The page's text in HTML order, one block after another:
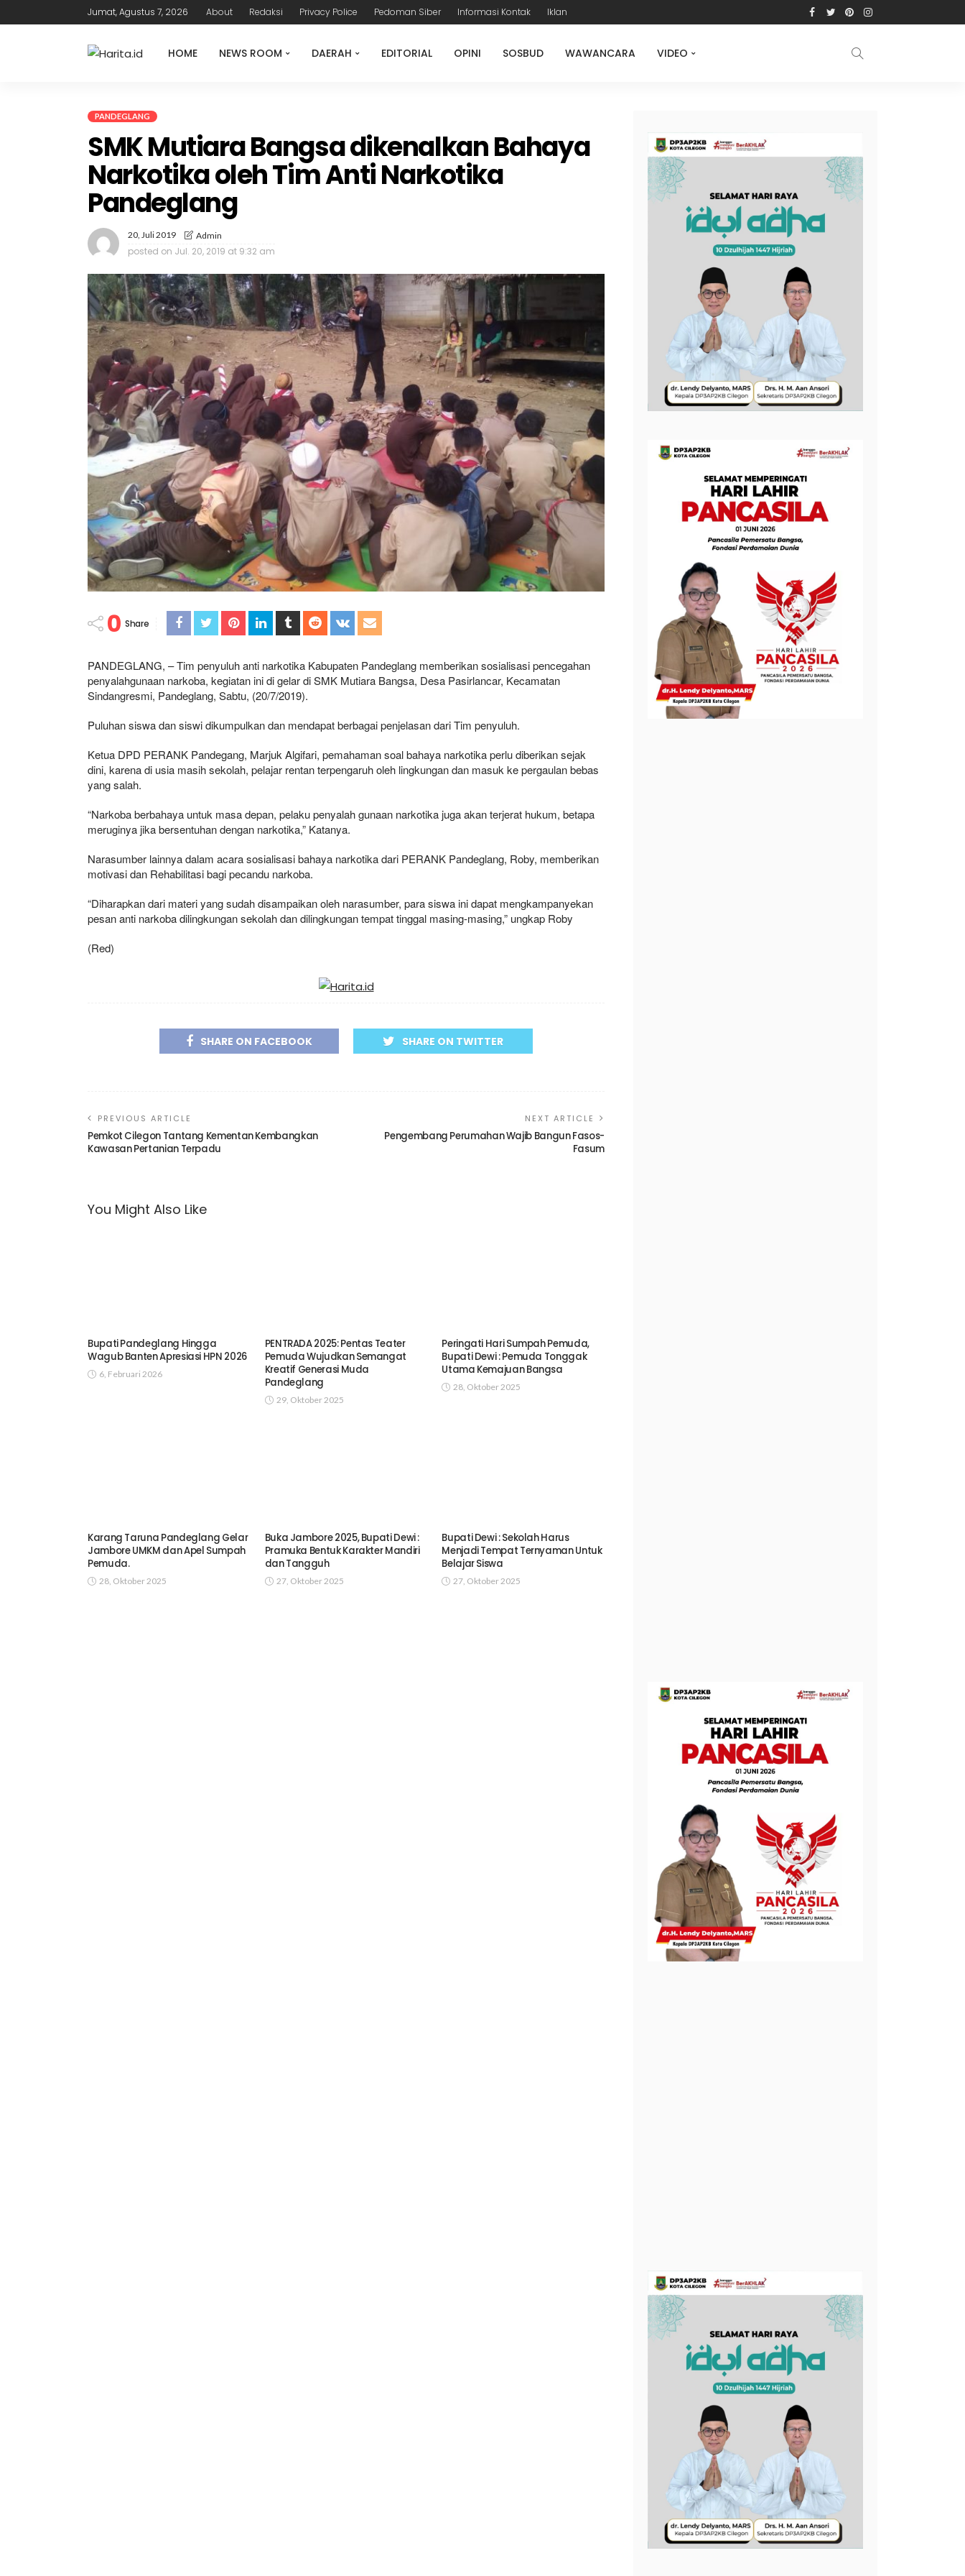
Jumat, Agustus 7, 2026 About Redaksi Privacy Police Pedoman Siber Informasi Kontak Iklan
HOME NEWS ROOM DAERAH EDITORIAL OPINI SOSBUD WAWANCARA VIDEO
PANDEGLANG
SMK Mutiara Bangsa dikenalkan Bahaya
Narkotika oleh Tim Anti Narkotika
Pandeglang
20, Juli 2019 Admin
posted on Jul. 20, 2019 at 9:32 am
0 Share
PANDEGLANG, – Tim penyuluh anti narkotika Kabupaten Pandeglang memberikan sosialisasi pencegahan
penyalahgunaan narkoba, kegiatan ini di gelar di SMK Mutiara Bangsa, Desa Pasirlancar, Kecamatan
Sindangresmi, Pandeglang, Sabtu, (20/7/2019).
Puluhan siswa dan siswi dikumpulkan dan mendapat berbagai penjelasan dari Tim penyuluh.
Ketua DPD PERANK Pandegang, Marjuk Algifari, pemahaman soal bahaya narkotika perlu diberikan sejak
dini, karena di usia masih sekolah, pelajar rentan terpengaruh oleh lingkungan dan masuk ke pergaulan bebas
yang salah.
“Narkoba berbahaya untuk masa depan, pelaku penyalah gunaan narkotika juga akan terjerat hukum, betapa
meruginya jika bersentuhan dengan narkotika,” Katanya.
Narasumber lainnya dalam acara sosialisasi bahaya narkotika dari PERANK Pandeglang, Roby, memberikan
motivasi dan Rehabilitasi bagi pecandu narkoba.
“Diharapkan dari materi yang sudah disampaikan oleh narasumber, para siswa ini dapat mengkampanyekan
pesan anti narkoba dilingkungan sekolah dan dilingkungan tempat tinggal masing-masing,” ungkap Roby
(Red)
SHARE ON FACEBOOK SHARE ON TWITTER
PREVIOUS ARTICLE
Pemkot Cilegon Tantang Kementan Kembangkan
Kawasan Pertanian Terpadu
NEXT ARTICLE
Pengembang Perumahan Wajib Bangun Fasos-
Fasum
You Might Also Like
Bupati Pandeglang Hingga
Wagub Banten Apresiasi HPN 2026
6, Februari 2026
PENTRADA 2025: Pentas Teater
Pemuda Wujudkan Semangat
Kreatif Generasi Muda
Pandeglang
29, Oktober 2025
Peringati Hari Sumpah Pemuda,
Bupati Dewi : Pemuda Tonggak
Utama Kemajuan Bangsa
28, Oktober 2025
Karang Taruna Pandeglang Gelar
Jambore UMKM dan Apel Sumpah
Pemuda.
28, Oktober 2025
Buka Jambore 2025, Bupati Dewi :
Pramuka Bentuk Karakter Mandiri
dan Tangguh
27, Oktober 2025
Bupati Dewi : Sekolah Harus
Menjadi Tempat Ternyaman Untuk
Belajar Siswa
27, Oktober 2025